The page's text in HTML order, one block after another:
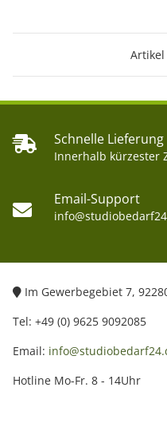
Artikel
Schnelle Lieferung
Innerhalb kürzester
Email-Support
Im Gewerbegebiet 7,
Tel: +49 (0) 9625 9092085
Email:
Hotline Mo-Fr. 8 - 14Uhr